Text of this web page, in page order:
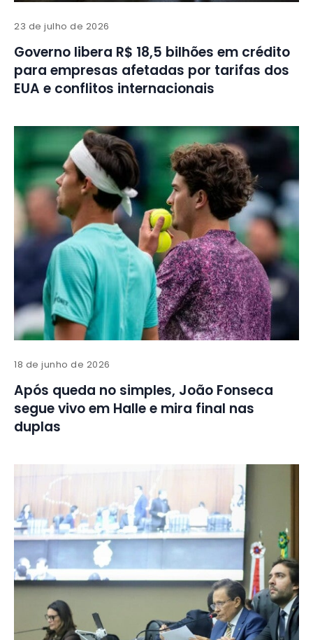
23 de julho de 2026
Governo libera R$ 18,5 bilhões em crédito
para empresas afetadas por tarifas dos
EUA e conflitos internacionais
18 de junho de 2026
Após queda no simples, João Fonseca
segue vivo em Halle e mira final nas
duplas